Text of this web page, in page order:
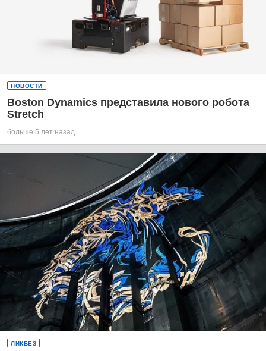
НОВОСТИ
Boston Dynamics представила нового робота
Stretch
больше 5 лет назад
ЛИКБЕЗ